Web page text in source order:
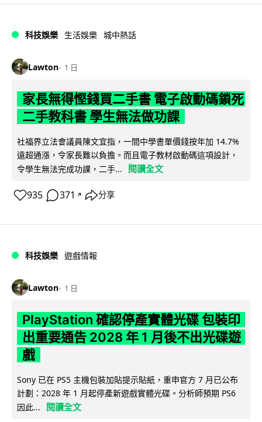
科技娛樂 生活娛樂 城中熱話
Lawton 1 日
家長無得慳錢買二手書 電子啟動碼鎖死
二手教科書 學生無法做功課
社福界立法會議員陳文宜指，一間中學書單價錢按年加 14.7%
遠超通漲，令家長難以負擔。而且電子教材啟動碼這項設計，
令學生無法完成功課，二手...
閱讀全文
935 371 ↗ 分享
科技娛樂 遊戲情報
Lawton 1 日
PlayStation 確認停產實體光碟 包裝印
出重要通告 2028 年 1 月後不出光碟遊
戲
Sony 已在 PS5 主機包裝加貼提示貼紙，重申官方 7 月已公布
計劃：2028 年 1 月起停產新遊戲實體光碟。分析師預期 PS6
因此...
閱讀全文